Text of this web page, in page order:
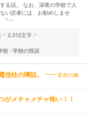
る話。 なお、深夜の学校で人
い読者には、お勧めしませ
『…
2,312文字
校 学校の怪談
信柱の噂話。
茶房の幽
がメチャメチャ怖い！！